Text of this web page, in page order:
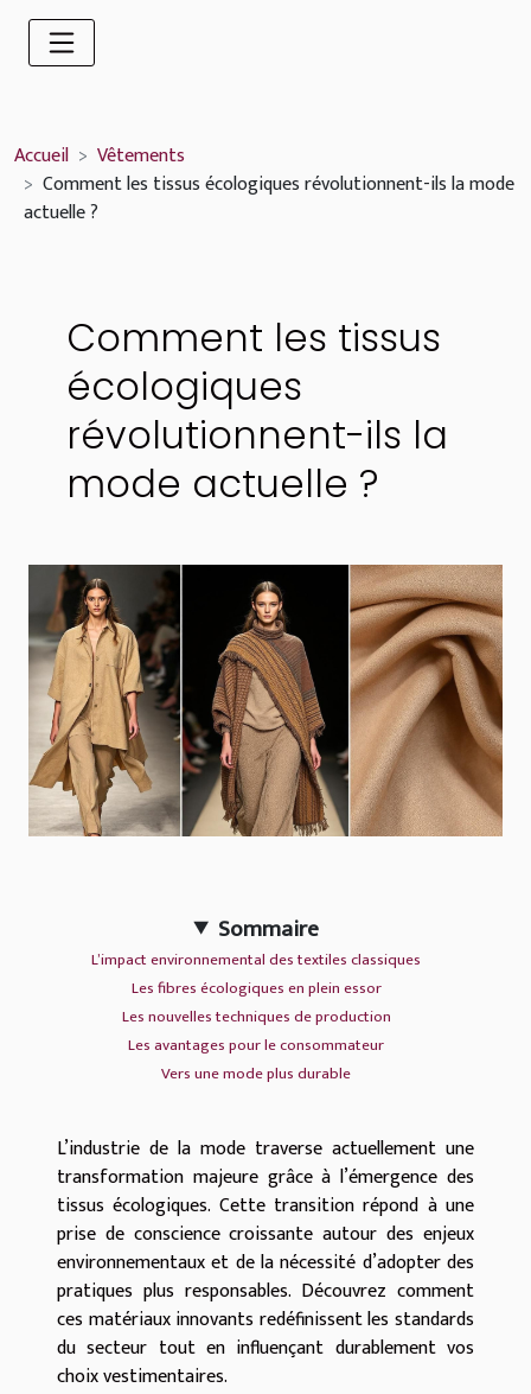
Accueil
Vêtements
Comment les tissus écologiques révolutionnent-ils la mode
actuelle ?
Comment les tissus
écologiques
révolutionnent-ils la
mode actuelle ?
Sommaire
L’impact environnemental des textiles classiques
Les fibres écologiques en plein essor
Les nouvelles techniques de production
Les avantages pour le consommateur
Vers une mode plus durable
L’industrie de la mode traverse actuellement une
transformation majeure grâce à l’émergence des
tissus écologiques. Cette transition répond à une
prise de conscience croissante autour des enjeux
environnementaux et de la nécessité d’adopter des
pratiques plus responsables. Découvrez comment
ces matériaux innovants redéfinissent les standards
du secteur tout en influençant durablement vos
choix vestimentaires.